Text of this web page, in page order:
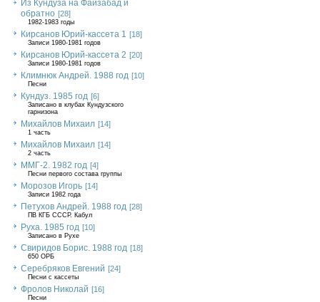
Из Кундуза на Файзабад и
обратно [28]
1982-1983 годы
Кирсанов Юрий-кассета 1 [18]
Записи 1980-1981 годов
Кирсанов Юрий-кассета 2 [20]
Записи 1980-1981 годов
Климнюк Андрей. 1988 год [10]
Песни
Кундуз. 1985 год [6]
Записано в клубах Кундузского
гарнизона
Михайлов Михаил [14]
1 часть
Михайлов Михаил [14]
2 часть
ММГ-2. 1982 год [4]
Песни первого состава группы
Морозов Игорь [14]
Записи 1982 года
Петухов Андрей. 1988 год [28]
ПВ КГБ СССР. Кабул
Руха. 1985 год [10]
Записано в Рухе
Свиридов Борис. 1988 год [18]
650 ОРБ
Серебряков Евгений [24]
Песни с кассеты
Фролов Николай [16]
Песни